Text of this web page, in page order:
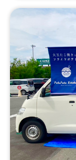
め、ガパオライ
玉揚げたこ焼き
イドポテト、フ
ーハン、大盛か
チキン、タピオ
挽きフランクフル